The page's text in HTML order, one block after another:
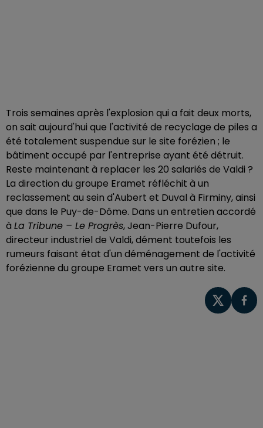
Trois semaines après l'explosion qui a fait deux morts,
on sait aujourd'hui que l'activité de recyclage de piles a
été totalement suspendue sur le site forézien ; le
bâtiment occupé par l'entreprise ayant été détruit.
Reste maintenant à replacer les 20 salariés de Valdi ?
La direction du groupe Eramet réfléchit à un
reclassement au sein d'Aubert et Duval à Firminy, ainsi
que dans le Puy-de-Dôme. Dans un entretien accordé
à La Tribune – Le Progrès, Jean-Pierre Dufour,
directeur industriel de Valdi, dément toutefois les
rumeurs faisant état d'un déménagement de l'activité
forézienne du groupe Eramet vers un autre site.